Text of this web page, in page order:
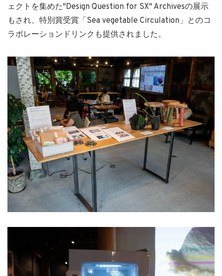
ェクトを集めた"Design Question for SX" Archivesの展示
もされ、特別賞受賞「Sea vegetable Circulation」とのコ
ラボレーションドリンクも提供されました。